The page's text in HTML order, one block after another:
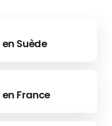
Suède
France